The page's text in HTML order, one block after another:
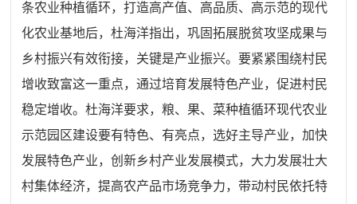
条农业种植循环，打造高产值、高品质、高示范的现代
化农业基地后，杜海洋指出，巩固拓展脱贫攻坚成果与
乡村振兴有效衔接，关键是产业振兴。要紧紧围绕村民
增收致富这一重点，通过培育发展特色产业，促进村民
稳定增收。杜海洋要求，粮、果、菜种植循环现代农业
示范园区建设要有特色、有亮点，选好主导产业，加快
发展特色产业，创新乡村产业发展模式，大力发展壮大
村集体经济，提高农产品市场竞争力，带动村民依托特